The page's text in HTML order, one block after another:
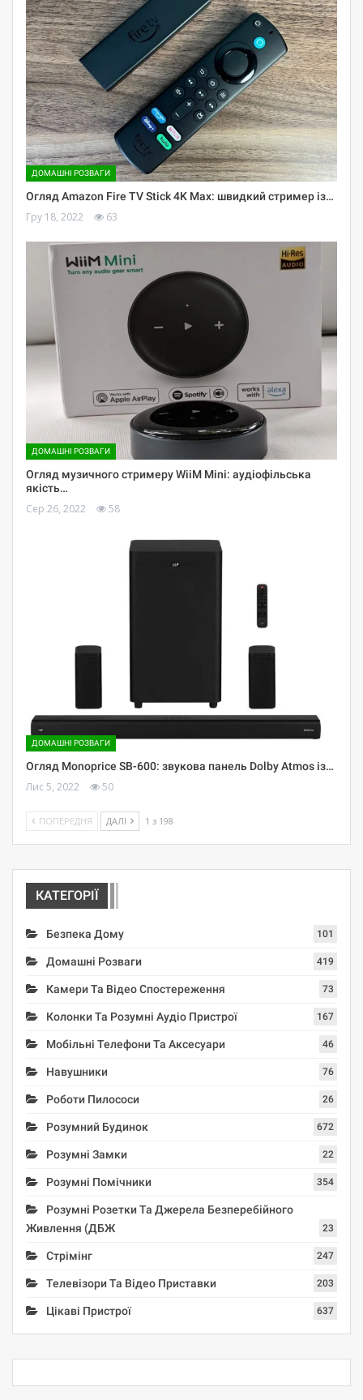
ДОМАШНІ РОЗВАГИ
Огляд Amazon Fire TV Stick 4K Max: швидкий стример із…
Гру 18, 2022 63
ДОМАШНІ РОЗВАГИ
Огляд музичного стримеру WiiM Mini: аудіофільська
якість…
Сер 26, 2022 58
ДОМАШНІ РОЗВАГИ
Огляд Monoprice SB-600: звукова панель Dolby Atmos із…
Лис 5, 2022 50
ПОПЕРЕДНЯ ДАЛІ 1 з 198
КАТЕГОРІЇ
Безпека Дому 101
Домашні Розваги 419
Камери Та Відео Спостереження 73
Колонки Та Розумні Аудіо Пристрої 167
Мобільні Телефони Та Аксесуари 46
Навушники 76
Роботи Пилососи 26
Розумний Будинок 672
Розумні Замки 22
Розумні Помічники 354
Розумні Розетки Та Джерела Безперебійного
Живлення (ДБЖ
23
Стрімінг 247
Телевізори Та Відео Приставки 203
Цікаві Пристрої 637